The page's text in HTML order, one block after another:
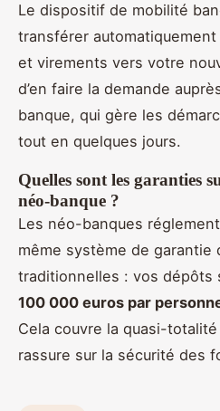
Le dispositif de mobilité
transférer
et virements vers votre
d’en faire la demande
banque, qui gère les
tout en quelques jours.
Quelles sont les garanties
néo-banque ?
Les néo-banques
même système de garantie
traditionnelles : vos dépôts
100 000 euros par
Cela couvre la quasi-
rassure sur la sécurité des